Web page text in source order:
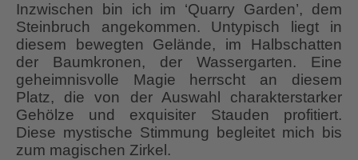
Inzwischen bin ich im ‘Quarry Garden’, dem
Steinbruch angekommen. Untypisch liegt in
diesem bewegten Gelände, im Halbschatten
der Baumkronen, der Wassergarten. Eine
geheimnisvolle Magie herrscht an diesem
Platz, die von der Auswahl charakterstarker
Gehölze und exquisiter Stauden profitiert.
Diese mystische Stimmung begleitet mich bis
zum magischen Zirkel.